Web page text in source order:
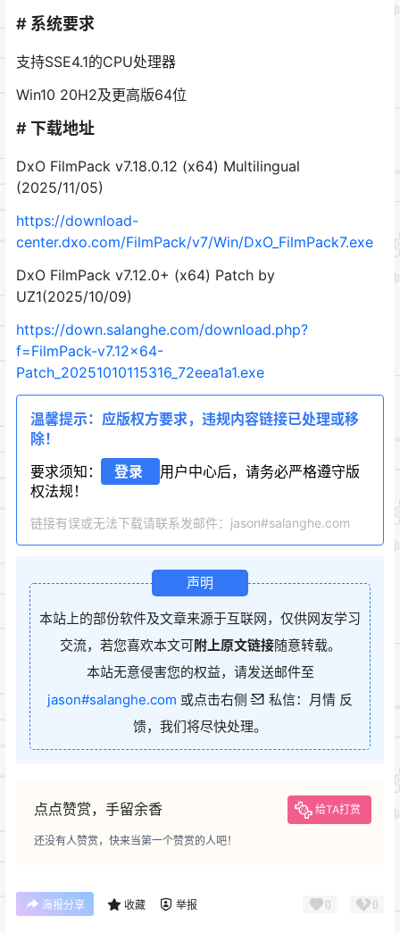
# 系统要求
支持SSE4.1的CPU处理器
Win10 20H2及更高版64位
# 下载地址
DxO FilmPack v7.18.0.12 (x64) Multilingual
(2025/11/05)
https://download-
center.dxo.com/FilmPack/v7/Win/DxO_FilmPack7.exe
DxO FilmPack v7.12.0+ (x64) Patch by
UZ1(2025/10/09)
https://down.salanghe.com/download.php?
f=FilmPack-v7.12×64-
Patch_20251010115316_72eea1a1.exe
温馨提示：应版权方要求，违规内容链接已处理或移
除！
要求须知：
登录
用户中心后，请务必严格遵守版
权法规！
链接有误或无法下载请联系发邮件：jason#salanghe.com
声明
本站上的部份软件及文章来源于互联网，仅供网友学习
交流，若您喜欢本文可附上原文链接随意转载。
本站无意侵害您的权益，请发送邮件至
jason#salanghe.com 或点击右侧
私信：月情 反
馈，我们将尽快处理。
点点赞赏，手留余香 给TA打赏
还没有人赞赏，快来当第一个赞赏的人吧！
海报分享 收藏 举报 0 0